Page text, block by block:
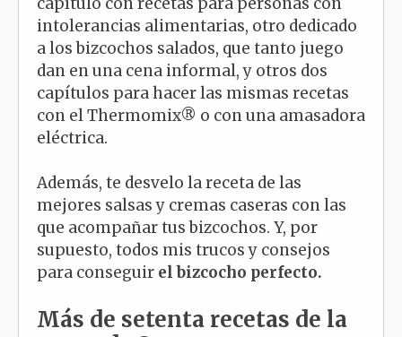
intolerancias alimentarias, otro dedicado
a los bizcochos salados, que tanto juego
dan en una cena informal, y otros dos
capítulos para hacer las mismas recetas
con el Thermomix® o con una amasadora
eléctrica.
Además, te desvelo la receta de las
mejores salsas y cremas caseras con las
que acompañar tus bizcochos. Y, por
supuesto, todos mis trucos y consejos
para conseguir el bizcocho perfecto.
Más de setenta recetas de la